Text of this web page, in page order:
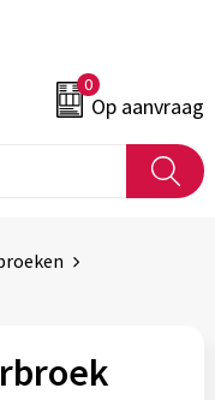
0
Op aanvraag